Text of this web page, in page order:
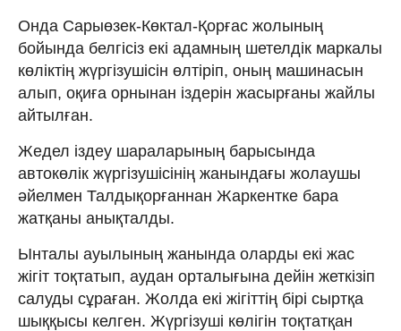
Онда Сарыөзек-Көктал-Қорғас жолының
бойында белгісіз екі адамның шетелдік маркалы
көліктің жүргізушісін өлтіріп, оның машинасын
алып, оқиға орнынан іздерін жасырғаны жайлы
айтылған.
Жедел іздеу шараларының барысында
автокөлік жүргізушісінің жанындағы жолаушы
әйелмен Талдықорғаннан Жаркентке бара
жатқаны анықталды.
Ынталы ауылының жанында оларды екі жас
жігіт тоқтатып, аудан орталығына дейін жеткізіп
салуды сұраған. Жолда екі жігіттің бірі сыртқа
шыққысы келген. Жүргізуші көлігін тоқтатқан